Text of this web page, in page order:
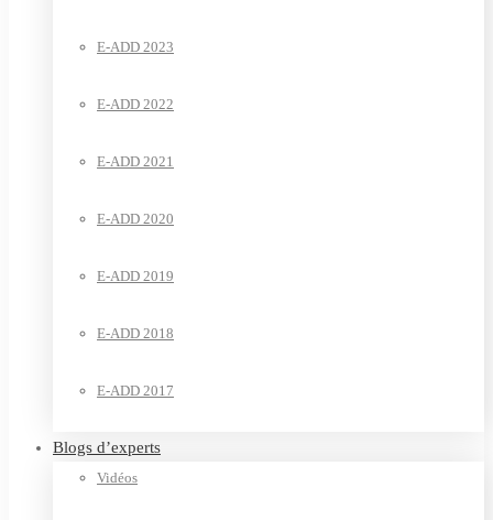
E-ADD 2023
E-ADD 2022
E-ADD 2021
E-ADD 2020
E-ADD 2019
E-ADD 2018
E-ADD 2017
Blogs d’experts
Vidéos